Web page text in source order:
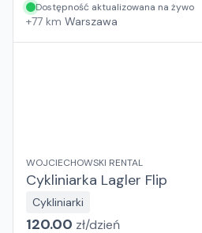
Dostępność aktualizowana na żywo
+77 km Warszawa
WOJCIECHOWSKI RENTAL
Cykliniarka Lagler Flip
Cykliniarki
120.00 zł/dzień